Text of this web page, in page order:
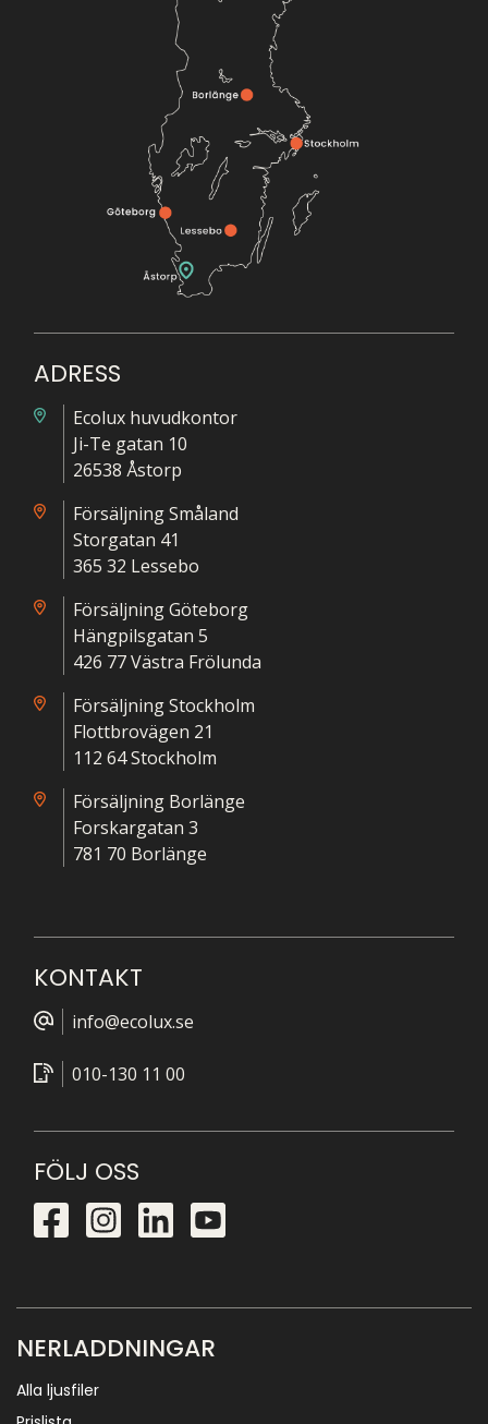
ADRESS
Ecolux huvudkontor
Ji-Te gatan 10
26538 Åstorp
Försäljning Småland
Storgatan 41
365 32 Lessebo
Försäljning Göteborg
Hängpilsgatan 5
426 77 Västra Frölunda
Försäljning Stockholm
Flottbrovägen 21
112 64 Stockholm
Försäljning Borlänge
Forskargatan 3
781 70 Borlänge
KONTAKT
info@ecolux.se
010-130 11 00
FÖLJ OSS
NERLADDNINGAR
Alla ljusfiler